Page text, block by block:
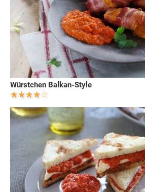
Würstchen Balkan-Style